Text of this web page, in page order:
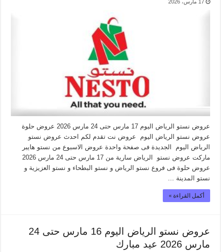
17 مارس، 2026
عروض نستو الرياض اليوم 17 مارس حتى 24 مارس 2026 عروض حلوة
عروض نستو الرياض اليوم عروض نت تقدم لكم احدث عروض نستو
الرياض اليوم الجديدة فى صفحة واحدة عروض الاسبوع من نستو هايبر
ماركت عروض نستو الرياض سارية من 17 مارس حتى 24 مارس 2026
عروض حلوة فى فروع نستو الرياض و نستو البطحاء و نستو العزيزية و
نستو المدينة …
أكمل القراءة »
عروض نستو الرياض اليوم 16 مارس حتى 24
مارس 2026 عيد مبارك